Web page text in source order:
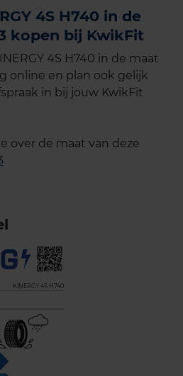
4S H740 in de
kopen bij KwikFit
4S H740 in de maat
online en plan ook gelijk
in bij jouw KwikFit
over de maat van deze
KINERGY 4S H740